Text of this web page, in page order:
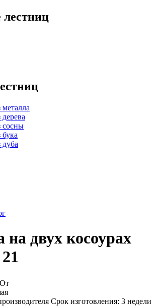
лестниц
сосны
на двух косоурах
От
Срок изготовления: 3 недели